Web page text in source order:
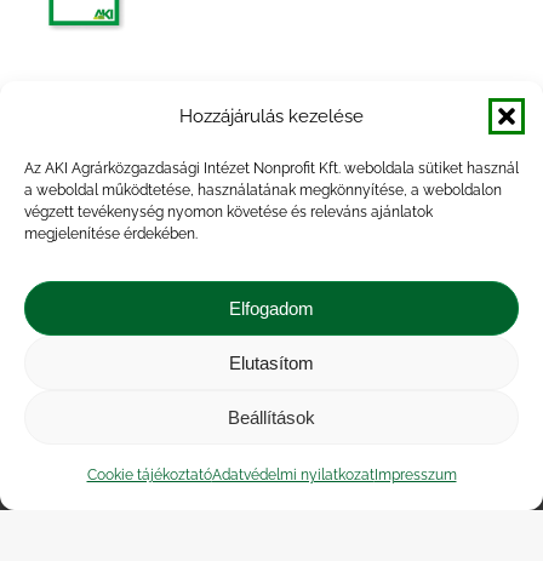
Hozzájárulás kezelése
Az AKI Agrárközgazdasági Intézet Nonprofit Kft. weboldala sütiket használ
a weboldal működtetése, használatának megkönnyítése, a weboldalon
végzett tevékenység nyomon követése és releváns ajánlatok
megjelenítése érdekében.
Elfogadom
Elutasítom
Beállítások
Cookie tájékoztatóAdatvédelmi nyilatkozatImpresszum
árumérlege, 2011. I. félév
árumérlege, 2014. év
Közérdekű adatok
| Adatvédelmi nyilatkozat
|